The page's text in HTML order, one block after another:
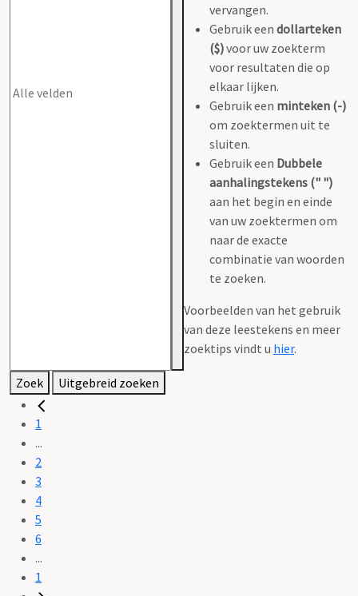
vervangen.
Gebruik een dollarteken
($)voor uw zoekterm
voor resultaten die op
elkaar lijken.
Gebruik een minteken (-)
om zoektermen uit te
sluiten.
Gebruik een Dubbele
aanhalingstekens (" ")
aan het begin en einde
van uw zoektermen om
naar de exacte
combinatie van woorden
te zoeken.
Voorbeelden van het gebruik
van deze leestekens en meer
zoektips vindt u hier.
Zoek Uitgebreid zoeken
1
...
2
3
4
5
6
...
1